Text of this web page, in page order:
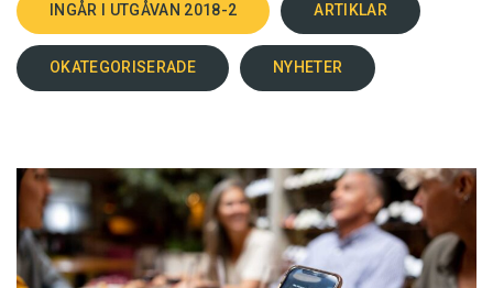
INGÅR I UTGÅVAN 2018-2 ARTIKLAR
OKATEGORISERADE NYHETER